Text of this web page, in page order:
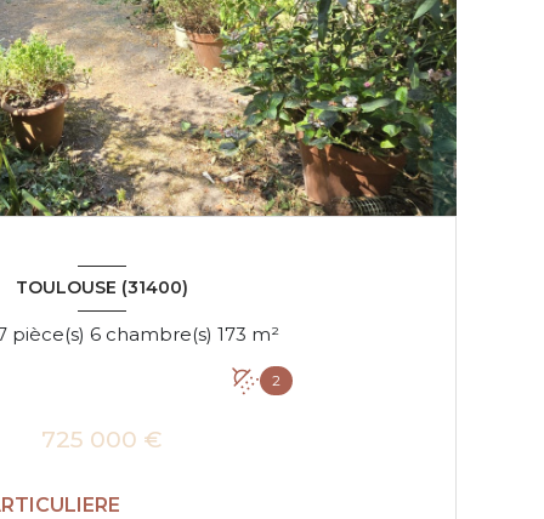
TOULOUSE (31400)
Maison 7 pièce(s) 6 chambre(s) 173 m²
2
725 000 €